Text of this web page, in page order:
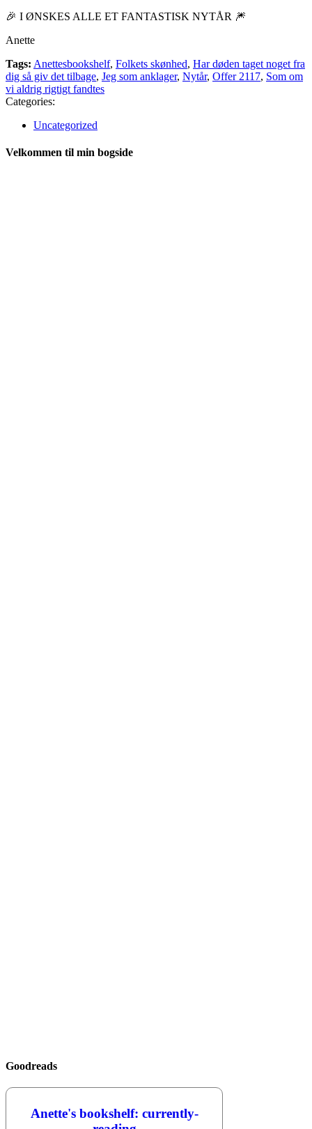
🎉 I ØNSKES ALLE ET FANTASTISK NYTÅR 🎆
Anette
Tags: Anettesbookshelf, Folkets skønhed, Har døden taget noget fra
dig så giv det tilbage, Jeg som anklager, Nytår, Offer 2117, Som om
vi aldrig rigtigt fandtes
Categories:
Uncategorized
Velkommen til min bogside
Goodreads
Anette's bookshelf: currently-